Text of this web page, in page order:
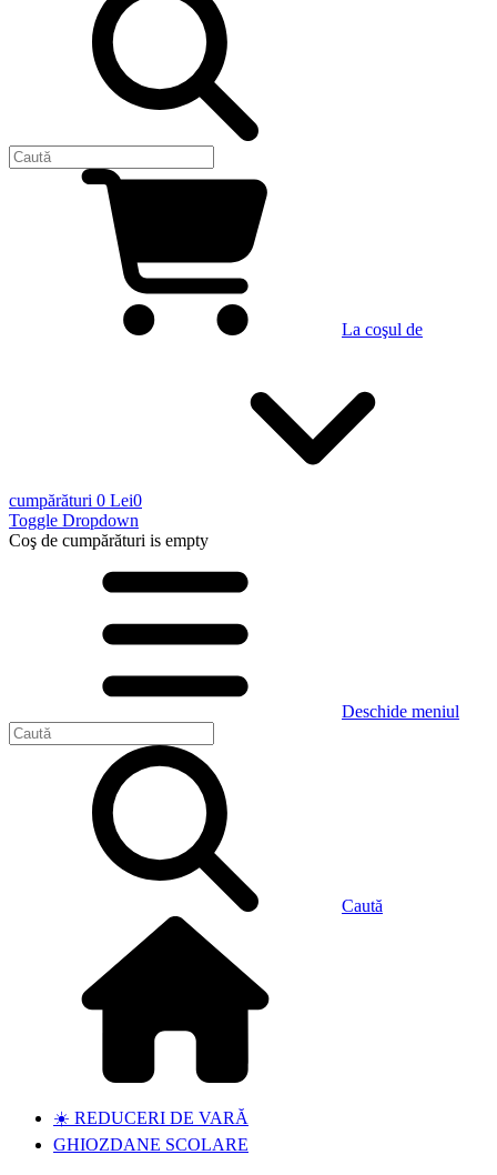
La coşul de
cumpărături 0 Lei0
Toggle Dropdown
Coş de cumpărături is empty
Deschide meniul
Caută
☀️ REDUCERI DE VARĂ
GHIOZDANE SCOLARE